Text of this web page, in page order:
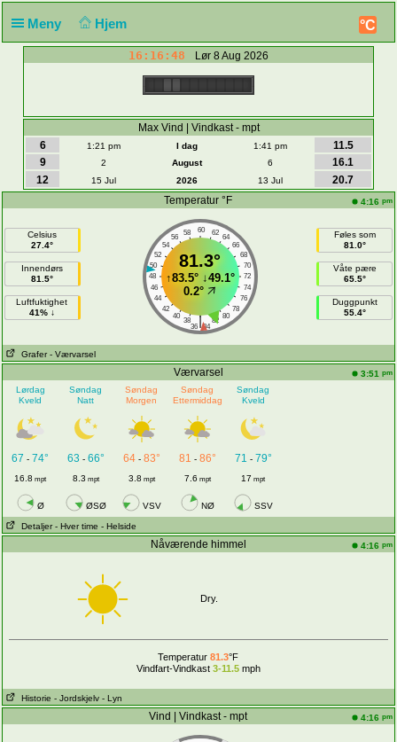
Meny Hjem °C
16:16:48 Lør 8 Aug 2026
Max Vind | Vindkast - mpt
6
1:21 pm I dag 1:41 pm
11.5
9
2 August 6
16.1
12
15 Jul 2026 13 Jul
20.7
Temperatur °F
4:16 pm
Celsius
27.4°
Innendørs
81.5°
Luftfuktighet
41% ↓
60
58 62
56
64
54
66
52
68
50
70
48
72
46
74
44
76
42
78
40
80
38 82
|
36 84
81.3°
↑83.5°↓49.1°
0.2°
Føles som
81.0°
Våte pære
65.5°
Duggpunkt
55.4°
Grafer - Værvarsel
Værvarsel 3:51 pm
Lørdag
Kveld
Søndag
Natt
Søndag
Morgen
Søndag
Ettermiddag
Søndag
Kveld
67 - 74° 63 - 66° 64- 83° 81 - 86° 71 - 79°
16.8 mpt 8.3 mpt 3.8 mpt 7.6 mpt 17 mpt
Ø ØSØ VSV NØ SSV
Detaljer - Hver time - Helside
Nåværende himmel 4:16 pm
Dry.
Temperatur81.3°F
Vindfart-Vindkast 3-11.5mph
Historie - Jordskjelv - Lyn
Vind | Vindkast - mpt 4:16 pm